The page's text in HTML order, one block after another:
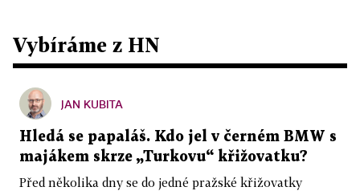
Vybíráme z HN
JAN KUBITA
Hledá se papaláš. Kdo jel v černém BMW s
majákem skrze „Turkovu“ křižovatku?
Před několika dny se do jedné pražské křižovatky